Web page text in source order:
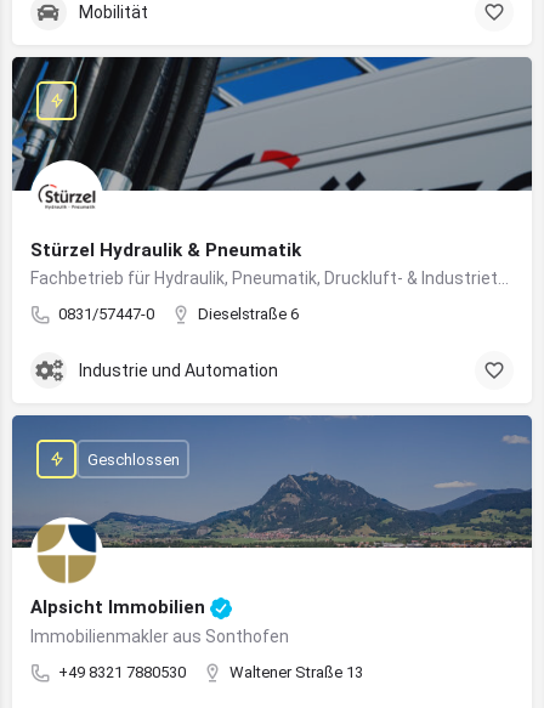
Mobilität
Stürzel Hydraulik & Pneumatik
0831/57447-0 Dieselstraße 6
Industrie und Automation
Alpsicht Immobilien
Immobilienmakler aus Sonthofen
+49 8321 7880530 Waltener Straße 13
Geschlossen